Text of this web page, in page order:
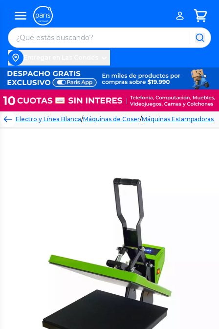
Electro y Línea Blanca/Máquinas de Coser/Máquinas Estampadoras